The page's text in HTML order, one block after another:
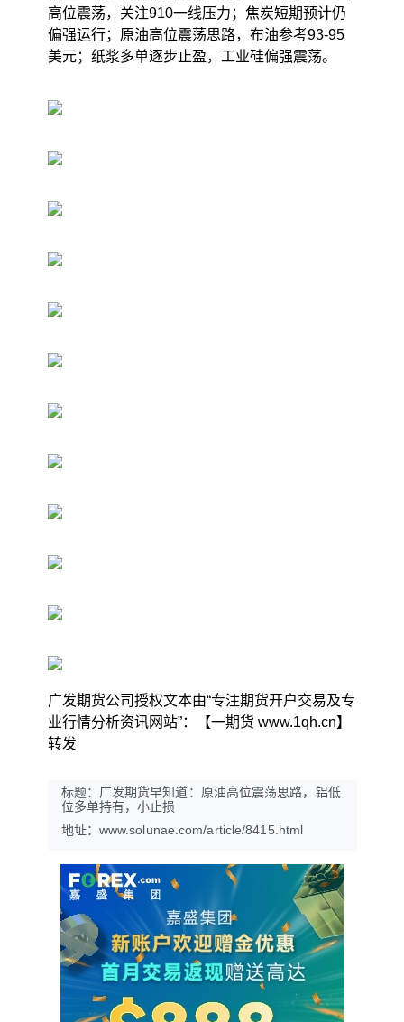
高位震荡，关注910一线压力；焦炭短期预计仍
偏强运行；原油高位震荡思路，布油参考93-95
美元；纸浆多单逐步止盈，工业硅偏强震荡。
广发期货公司授权文本由“专注期货开户交易及专
业行情分析资讯网站”：【一期货 www.1qh.cn】
转发
标题：广发期货早知道：原油高位震荡思路，铝低
位多单持有，小止损
地址：www.solunae.com/article/8415.html